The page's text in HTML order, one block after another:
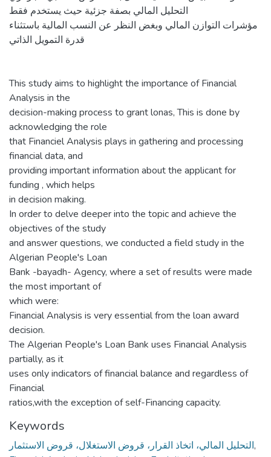
التحليل المالي بصفة جزئية حيث يستخدم فقط
مؤشرات التوازن المالي وبغض النظر عن النسب المالية باستثناء
قدرة التمويل الذاتي
This study aims to highlight the importance of Financial
Analysis in the
decision-making process to grant lonas, This is done by
acknowledging the role
that Financiel Analysis plays in gathering and processing
financial data, and
providing important information about the applicant for
funding , which helps
in decision making.
In order to delve deeper into the topic and achieve the
objectives of the study
and answer questions, we conducted a field study in the
Algerian People's Loan
Bank -bayadh- Agency, where a set of results were made
the most important of
which were:
Financial Analysis is very essential from the loan award
decision.
The Algerian People's Loan Bank uses Financial Analysis
partially, as it
uses only indicators of financial balance and regardless of
Financial
ratios,with the exception of self-Financing capacity.
Keywords
التحليل المالي، اتخاذ القرار، قروض الاستغلال، قروض الاستثمار,